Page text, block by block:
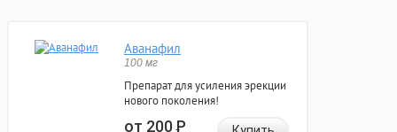
Аванафил
100 мг
Препарат для усиления эрекции
нового поколения!
от 200Р